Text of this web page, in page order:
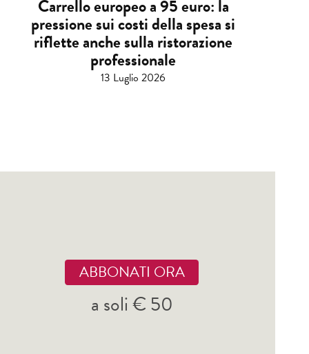
Carrello europeo a 95 euro: la
pressione sui costi della spesa si
riflette anche sulla ristorazione
professionale
13 Luglio 2026
ABBONATI ORA
a soli € 50